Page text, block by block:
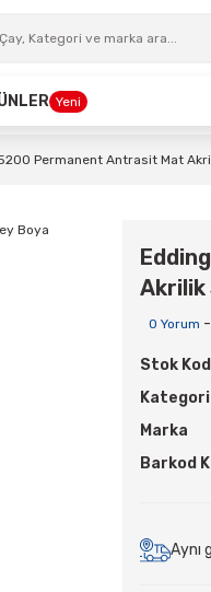
Yeni
Permanent Antrasit Mat
Akrilik
0 Yorum
Stok
Kategori
Marka
Barkod
Aynı